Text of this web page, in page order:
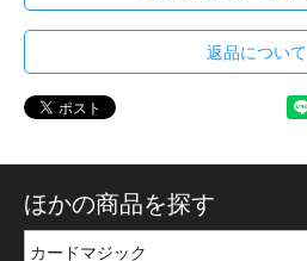
返品について
ほかの商品を探す